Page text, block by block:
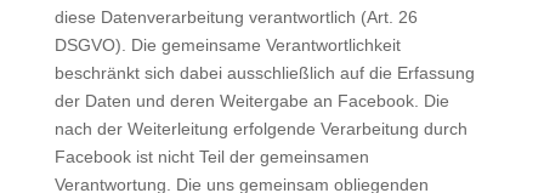
diese Datenverarbeitung verantwortlich (Art. 26
DSGVO). Die gemeinsame Verantwortlichkeit
beschränkt sich dabei ausschließlich auf die Erfassung
der Daten und deren Weitergabe an Facebook. Die
nach der Weiterleitung erfolgende Verarbeitung durch
Facebook ist nicht Teil der gemeinsamen
Verantwortung. Die uns gemeinsam obliegenden